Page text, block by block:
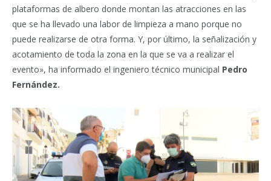
plataformas de albero donde montan las atracciones en las
que se ha llevado una labor de limpieza a mano porque no
puede realizarse de otra forma. Y, por último, la señalización y
acotamiento de toda la zona en la que se va a realizar el
evento», ha informado el ingeniero técnico municipal Pedro
Fernández.